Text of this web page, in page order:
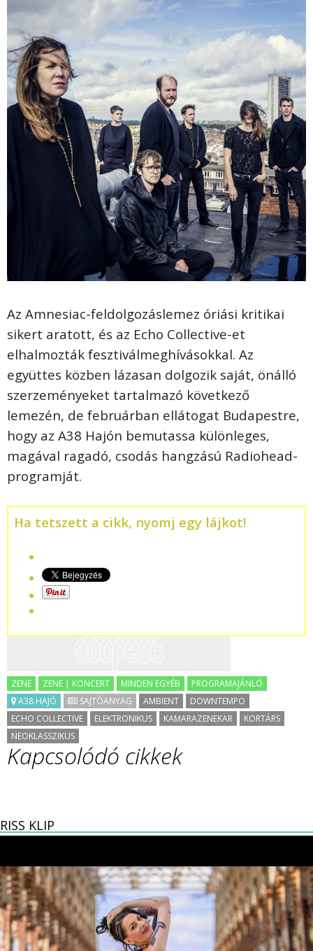
Az Amnesiac-feldolgozáslemez óriási kritikai
sikert aratott, és az Echo Collective-et
elhalmozták fesztiválmeghívásokkal. Az
együttes közben lázasan dolgozik saját, önálló
szerzeményeket tartalmazó következő
lemezén, de februárban ellátogat Budapestre,
hogy az A38 Hajón bemutassa különleges,
magával ragadó, csodás hangzású Radiohead-
programját.
Ha tetszett a cikk, nyomj egy lájkot!
ZENE ZENE | KONCERT MINDEN EGYÉB
PROGRAMAJÁNLÓ
A38 HAJÓ
SAJTÓANYAG AMBIENT
DOWNTEMPO
ECHO COLLECTIVE
ELEKTRONIKUS KAMARAZENEKAR
KORTÁRS
NEOKLASSZIKUS
Kapcsolódó cikkek
KLIP